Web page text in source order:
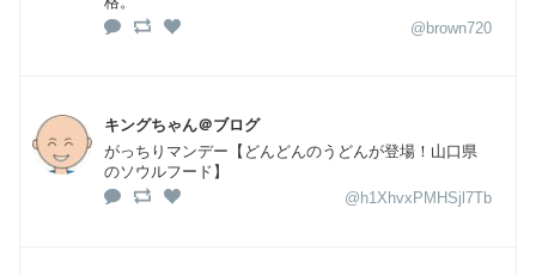
@brown720
キングちゃん＠ブログ
がっちりマンデー【どんどんのうどんが登場！山口県
のソウルフード】
@h1XhvxPMHSjl7Tb